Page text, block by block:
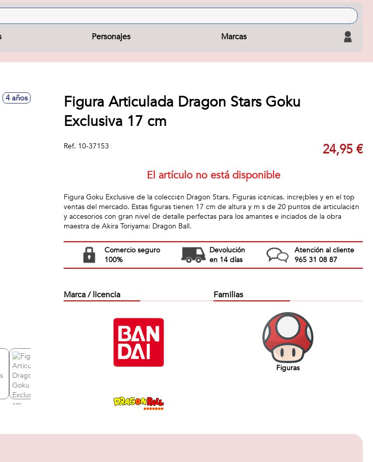
Personajes Marcas
4 años
Figura Articulada Dragon Stars Goku
Exclusiva 17 cm
Ref. 10-37153 24,95 €
El artículo no está disponible
Figura Goku Exclusive de la colecci¢n Dragon Stars. Figuras ic¢nicas. incre¡bles y en el top
ventas del mercado. Estas figuras tienen 17 cm de altura y m s de 20 puntos de articulaci¢n
y accesorios con gran nivel de detalle perfectas para los amantes e inciados de la obra
maestra de Akira Toriyama: Dragon Ball.
Comercio seguro
100%
Devolución
en 14 días
Atención al cliente
965 31 08 87
Marca / licencia Familias
Figuras